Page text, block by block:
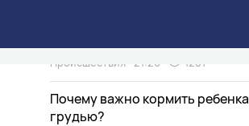
Происшествия 21:20 1281
Почему важно кормить ребенка
грудью?